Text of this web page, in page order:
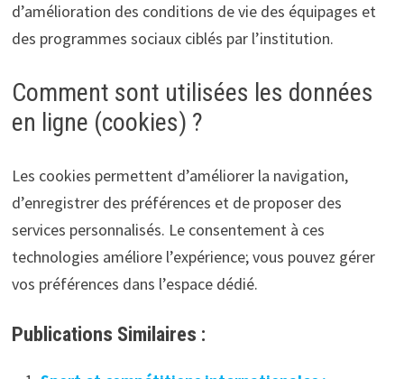
d’amélioration des conditions de vie des équipages et
des programmes sociaux ciblés par l’institution.
Comment sont utilisées les données
en ligne (cookies) ?
Les cookies permettent d’améliorer la navigation,
d’enregistrer des préférences et de proposer des
services personnalisés. Le consentement à ces
technologies améliore l’expérience; vous pouvez gérer
vos préférences dans l’espace dédié.
Publications Similaires :